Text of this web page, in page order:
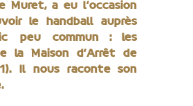
Muret, a eu l’occasion
le handball auprès
peu commun : les
la Maison d’Arrêt de
Il nous raconte son